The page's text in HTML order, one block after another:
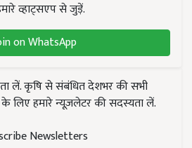
व्हाट्सएप से जुड़ें.
on WhatsApp
लें. कृषि से संबंधित देशभर की सभी
लिए हमारे न्यूज़लेटर की सदस्यता लें.
Newsletters